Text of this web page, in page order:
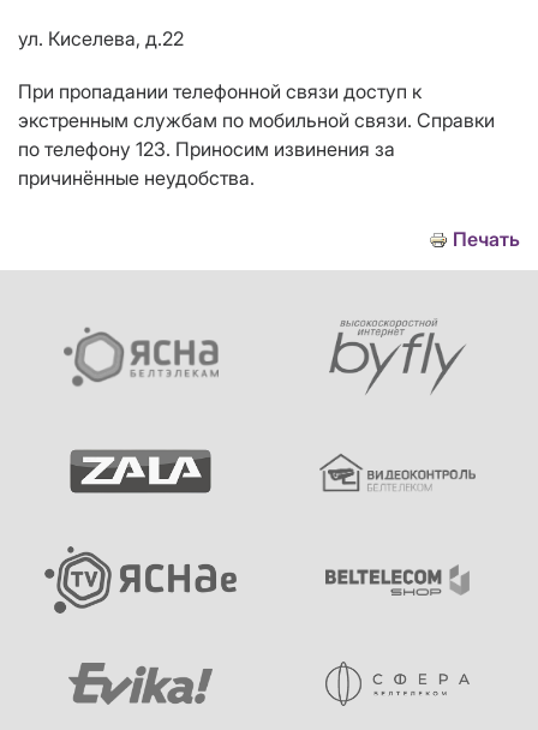
ул. Киселева, д.22
При пропадании телефонной связи доступ к
экстренным службам по мобильной связи. Справки
по телефону 123. Приносим извинения за
причинённые неудобства.
Печать